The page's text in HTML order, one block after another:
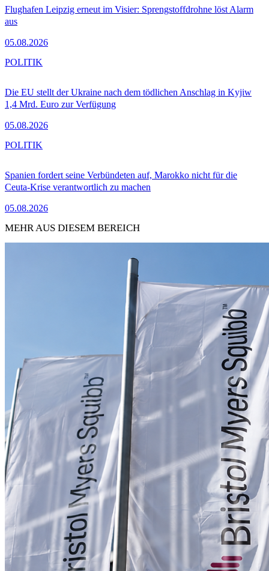
Flughafen Leipzig erneut im Visier: Sprengstoffdrohne löst Alarm
aus
05.08.2026
Die EU stellt der Ukraine nach dem tödlichen Anschlag in Kyjiw
1,4 Mrd. Euro zur Verfügung
05.08.2026
POLITIK
Spanien fordert seine Verbündeten auf, Marokko nicht für die
Ceuta-Krise verantwortlich zu machen
05.08.2026
POLITIK
MEHR AUS DIESEM BEREICH